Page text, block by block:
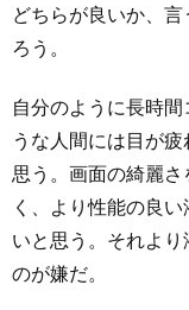
どちらが良いか、
ろう。
自分のように長時
うな人間には目が
思う。画面の綺麗
く、より性能の良
いと思う。それよ
のが嫌だ。